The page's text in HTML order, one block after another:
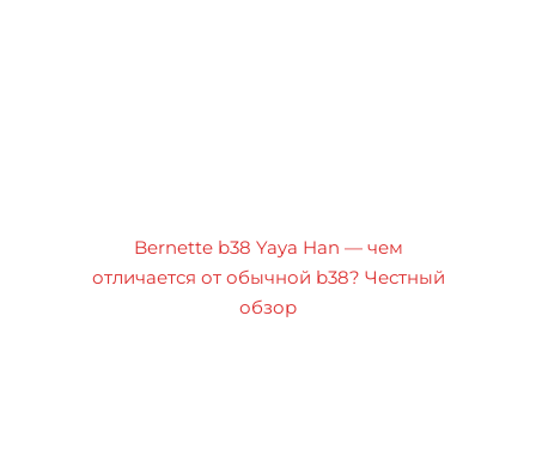
Bernette b38 Yaya Han — чем
отличается от обычной b38? Честный
обзор